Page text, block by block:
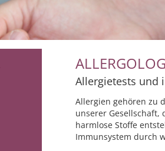
Allergietests und
Allergien gehören zu
unserer Gesellschaft,
harmlose Stoffe
Immunsystem durch